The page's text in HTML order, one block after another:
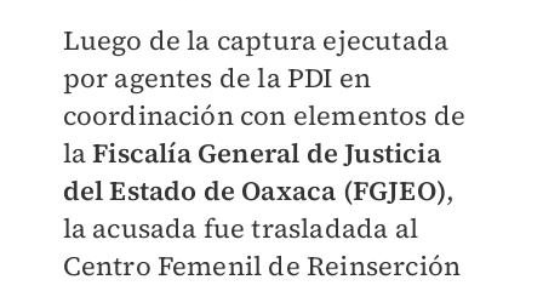
Luego de la captura ejecutada
por agentes de la PDI en
coordinación con elementos de
laFiscalía General de Justicia
del Estado de Oaxaca (FGJEO),
la acusada fue trasladada al
Centro Femenil de Reinserción